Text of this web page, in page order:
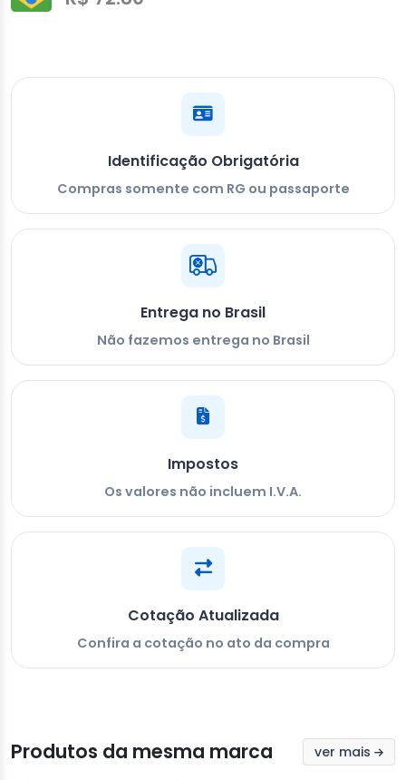
Identificação Obrigatória
Compras somente com RG ou passaporte
Entrega no Brasil
Não fazemos entrega no Brasil
Impostos
Os valores não incluem I.V.A.
Cotação Atualizada
Confira a cotação no ato da compra
Produtos da mesma marca ver mais